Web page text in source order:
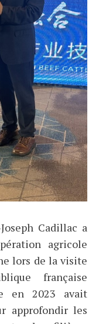
Cadillac a
agricole
lors de la visite
française
en 2023 avait
approfondir les